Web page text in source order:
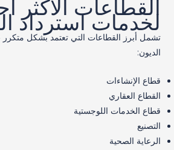
القطاعات الأكثر
لخدمات استرداد
تشمل أبرز القطاعات التي تعتمد بشكل
الديون:
قطاع الإنشاءات
القطاع العقاري
قطاع الخدمات اللوجستية
التصنيع
الرعاية الصحية